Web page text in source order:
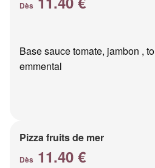
Dès
Base sauce tomate, jambon ,
emmental
Pizza fruits de mer
Dès 11.40 €